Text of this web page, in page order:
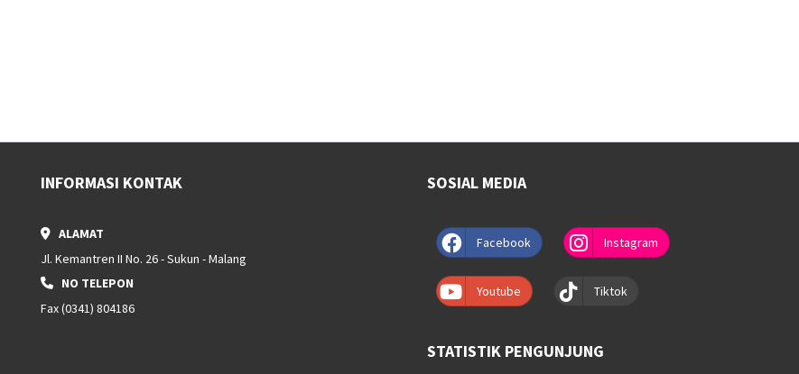
INFORMASI KONTAK
ALAMAT
Jl. Kemantren II No. 26 - Sukun - Malang
NO TELEPON
Fax (0341) 804186
SOSIAL MEDIA
Facebook Instagram
Youtube Tiktok
STATISTIK PENGUNJUNG